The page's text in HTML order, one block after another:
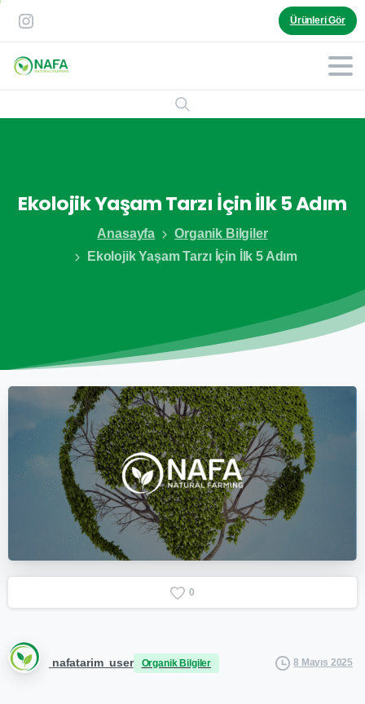
Ürünleri Gör
EkolojikYaşamTarzı İçinİlk 5Adım
Anasayfa
Organik Bilgiler
Ekolojik Yaşam Tarzı İçin İlk 5 Adım
0
nafatarim_user Organik Bilgiler 8 Mayıs 2025